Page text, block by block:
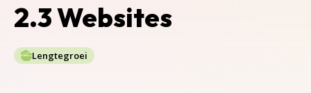
2.3 Websites
Lengtegroei